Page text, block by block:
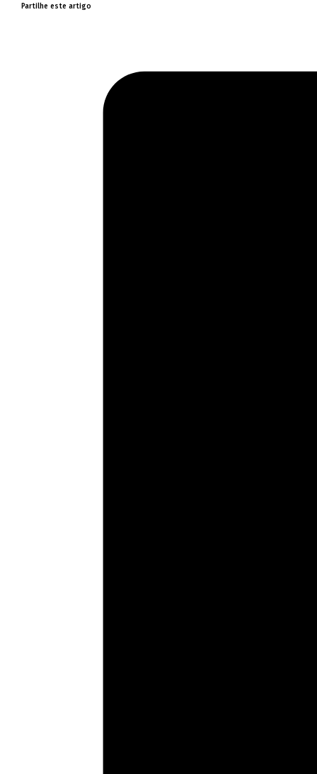
Partilhe este artigo